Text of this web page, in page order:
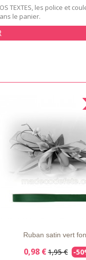
TEXTES, les police et
le panier.
Ruban satin vert
0,98 €1,95 € -